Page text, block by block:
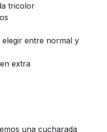
tricolor
elegir entre normal y
extra
una cucharada